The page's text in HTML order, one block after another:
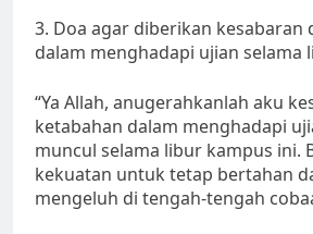
3. Doa agar diberikan kesabaran
dalam menghadapi ujian selama
“Ya Allah, anugerahkanlah aku
ketabahan dalam menghadapi
muncul selama libur kampus ini.
kekuatan untuk tetap bertahan
mengeluh di tengah-tengah